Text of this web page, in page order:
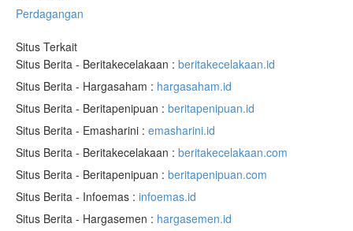
Perdagangan
Situs Terkait
Situs Berita - Beritakecelakaan : beritakecelakaan.id
Situs Berita - Hargasaham : hargasaham.id
Situs Berita - Beritapenipuan : beritapenipuan.id
Situs Berita - Emasharini : emasharini.id
Situs Berita - Beritakecelakaan : beritakecelakaan.com
Situs Berita - Beritapenipuan : beritapenipuan.com
Situs Berita - Infoemas : infoemas.id
Situs Berita - Hargasemen : hargasemen.id